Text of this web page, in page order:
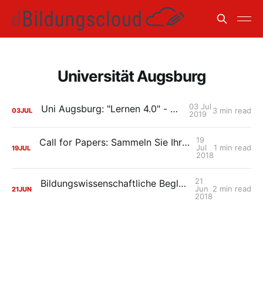
Universität Augsburg
03JUL Uni Augsburg: "Lernen 4.0" - ein Resümee
03 Jul
2019
3 min read
19JUL Call for Papers: Sammeln Sie Ihre Best-Practice-Beispiele mit der HPI Schul-Cloud
19
Jul
2018
1 min read
21JUN Bildungswissenschaftliche Begleitung in der Rollout-Phase: Uni Augsburg ist wieder dabei mit „Lernen 4.0 – Von der Theorie in die Praxis“
21
Jun
2018
2 min read